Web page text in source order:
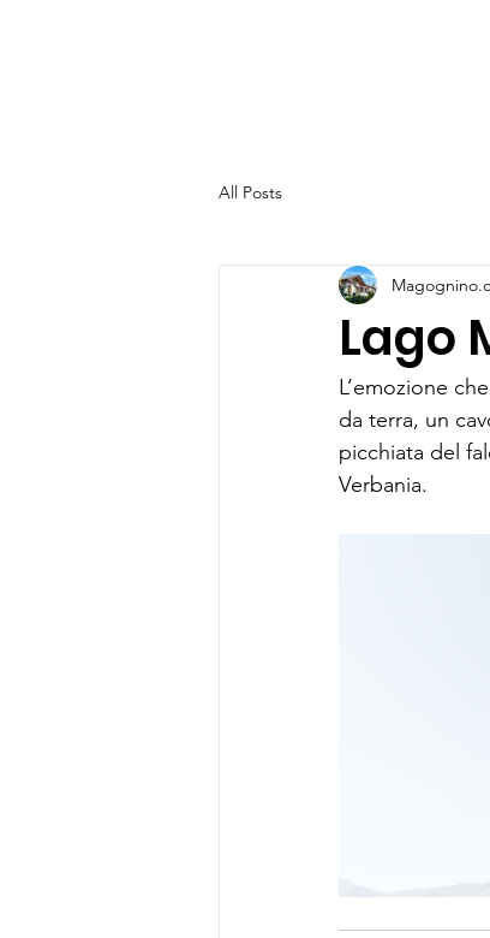
All Posts
Lago
L’emozione
da terra, un
picchiata del
Verbania.